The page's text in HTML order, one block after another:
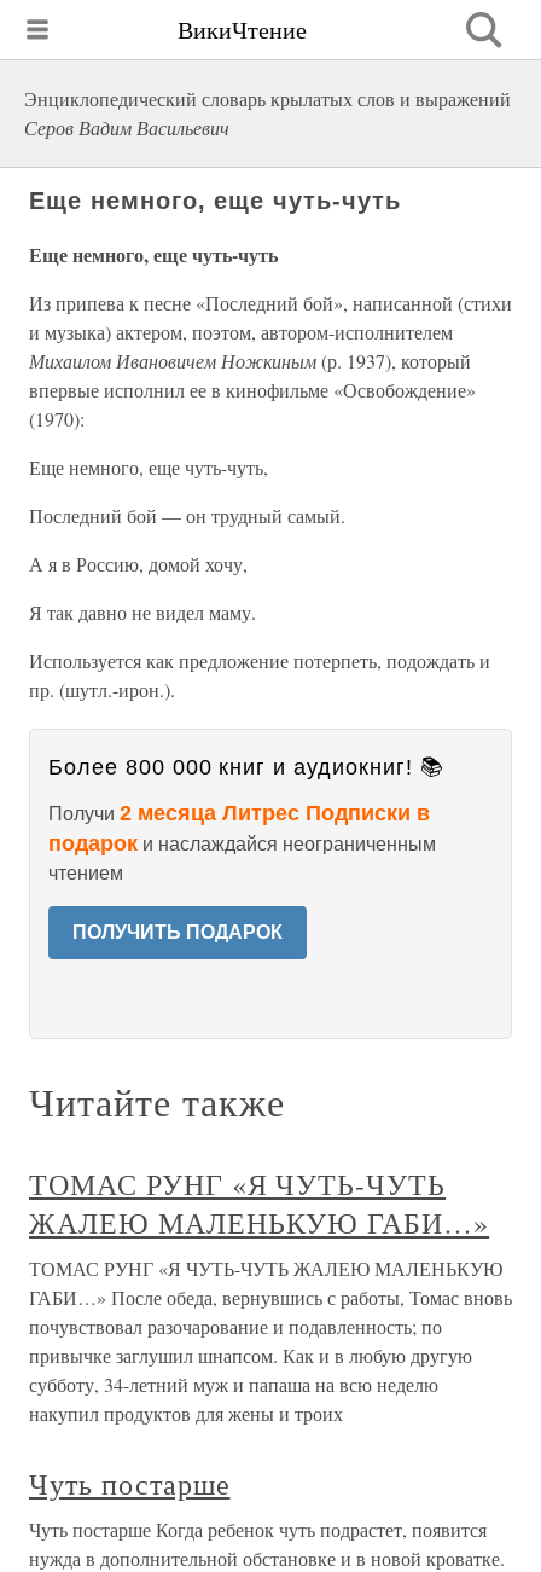
ВикиЧтение
Энциклопедический словарь крылатых слов и выражений
Серов Вадим Васильевич
Еще немного, еще чуть-чуть
Еще немного, еще чуть-чуть
Из припева к песне «Последний бой», написанной (стихи
и музыка) актером, поэтом, автором-исполнителем
Михаилом Ивановичем Ножкиным(р. 1937), который
впервые исполнил ее в кинофильме «Освобождение»
(1970):
Еще немного, еще чуть-чуть,
Последний бой — он трудный самый.
А я в Россию, домой хочу,
Я так давно не видел маму.
Используется как предложение потерпеть, подождать и
пр. (шутл.-ирон.).
Более 800 000 книг и аудиокниг! 📚
Получи 2 месяца Литрес Подписки в
подарок и наслаждайся неограниченным
чтением
ПОЛУЧИТЬ ПОДАРОК
Читайте также
ТОМАС РУНГ «Я ЧУТЬ-ЧУТЬ
ЖАЛЕЮ МАЛЕНЬКУЮ ГАБИ…»
ТОМАС РУНГ «Я ЧУТЬ-ЧУТЬ ЖАЛЕЮ МАЛЕНЬКУЮ
ГАБИ…» После обеда, вернувшись с работы, Томас вновь
почувствовал разочарование и подавленность; по
привычке заглушил шнапсом. Как и в любую другую
субботу, 34-летний муж и папаша на всю неделю
накупил продуктов для жены и троих
Чуть постарше
Чуть постарше Когда ребенок чуть подрастет, появится
нужда в дополнительной обстановке и в новой кроватке.